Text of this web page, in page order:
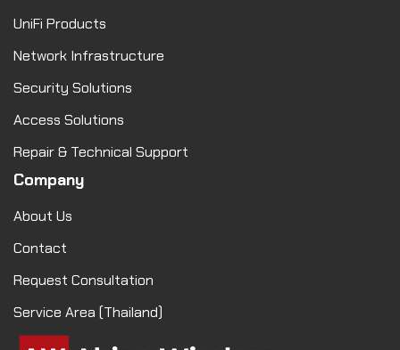
UniFi Products
Network Infrastructure
Security Solutions
Access Solutions
Repair & Technical Support
Company
About Us
Contact
Request Consultation
Service Area (Thailand)